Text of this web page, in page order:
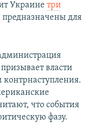
Украине три
для
власти
что события
фазу.